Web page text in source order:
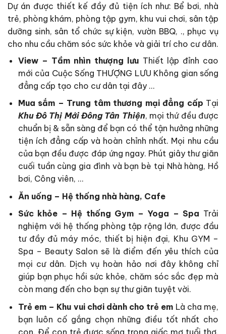
Dự án được thiết kế đầy đủ tiện ích như: Bể bơi, nhà
trẻ, phòng khám, phòng tập gym, khu vui chơi, sân tập
dưỡng sinh, sân tổ chức sự kiện, vườn BBQ, ., phục vụ
cho nhu cầu chăm sóc sức khỏe và giải trí cho cư dân.
View – Tầm nhìn thượng lưu Thiết lập đỉnh cao
mới của Cuộc Sống THƯỢNG LƯU Không gian sống
đẳng cấp tạo cho cư dân tại đây …
Mua sắm – Trung tâm thương mại đẳng cấp Tại
Khu Đô Thị Mới Đông Tân Thiện, mọi thứ đều được
chuẩn bị & sẵn sàng để bạn có thể tận hưởng những
tiện ích đẳng cấp và hoàn chỉnh nhất. Mọi nhu cầu
của bạn đều được đáp ứng ngay. Phút giây thư giãn
cuối tuần cùng gia đình và bạn bè tại Nhà hàng, Hồ
bơi, Công viên, …
Ăn uống – Hệ thống nhà hàng, Cafe
Sức khỏe – Hệ thống Gym – Yoga – Spa Trải
nghiệm với hệ thống phòng tập rộng lớn, được đầu
tư đầy đủ máy móc, thiết bị hiện đại, Khu GYM –
Spa – Beauty Salon sẽ là điểm đến yêu thích của
mọi cư dân. Dịch vụ hoàn hảo nơi đây không chỉ
giúp bạn phục hồi sức khỏe, chăm sóc sắc đẹp mà
còn mang đến cho bạn sự thư giãn tuyệt vời.
Trẻ em – Khu vui chơi dành cho trẻ em Là cha mẹ,
bạn luôn cố gắng chọn những điều tốt nhất cho
con. Để con trẻ được sống trong giấc mơ tuổi thơ,